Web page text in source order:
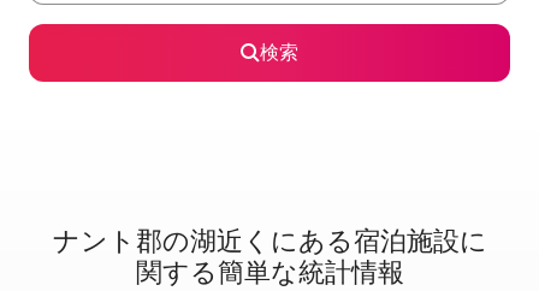
検索
ナント郡の湖⁠近⁠く⁠にあ⁠る宿⁠泊⁠施⁠設⁠に
関⁠す⁠る簡⁠単⁠な統⁠計⁠情⁠報